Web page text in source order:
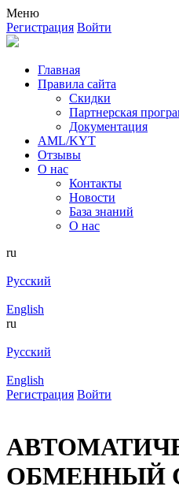
Меню
Регистрация Войти
Главная
Правила сайта
Скидки
Партнерская
Документация
AML/KYT
Отзывы
О нас
Контакты
Новости
База знаний
О нас
ru
Русский
English
ru
Русский
English
Регистрация Войти
ОБМЕННЫЙ